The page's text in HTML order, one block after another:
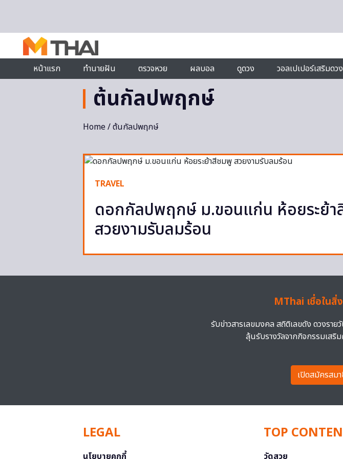
หน้าแรก
ทำนายฝัน ตรวจหวย ผลบอล ดูดวง วอลเปเปอร์เสริมดวง
ต้นกัลปพฤกษ์
Home/ ต้นกัลปพฤกษ์
TRAVEL
ดอกกัลปพฤกษ์ ม.ขอนแก่น ห้อยระย้
สวยงามรับลมร้อน
MThai เชื่อในสิ่
รับข่าวสารเลขมงคล สถิติเลขดัง ดวงรา
ลุ้นรับรางวัลจากกิจกรรมเสริ
เปิดสมัครสม
LEGAL
นโยบายคุกกี้
TOP
วัดสวย